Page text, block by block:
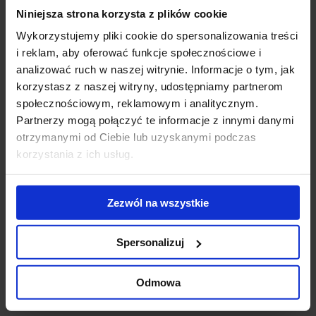
Niniejsza strona korzysta z plików cookie
Wykorzystujemy pliki cookie do spersonalizowania treści
i reklam, aby oferować funkcje społecznościowe i
analizować ruch w naszej witrynie. Informacje o tym, jak
korzystasz z naszej witryny, udostępniamy partnerom
społecznościowym, reklamowym i analitycznym.
Partnerzy mogą połączyć te informacje z innymi danymi
otrzymanymi od Ciebie lub uzyskanymi podczas
korzystania z ich usług.
Zezwól na wszystkie
Spersonalizuj
Odmowa
Giant office and
hotel complex
nears completion
Modernization of
the Diuna
complex - new
conference
center opened
Contact us
Jones Lang LaSalle Sp. z o.o.